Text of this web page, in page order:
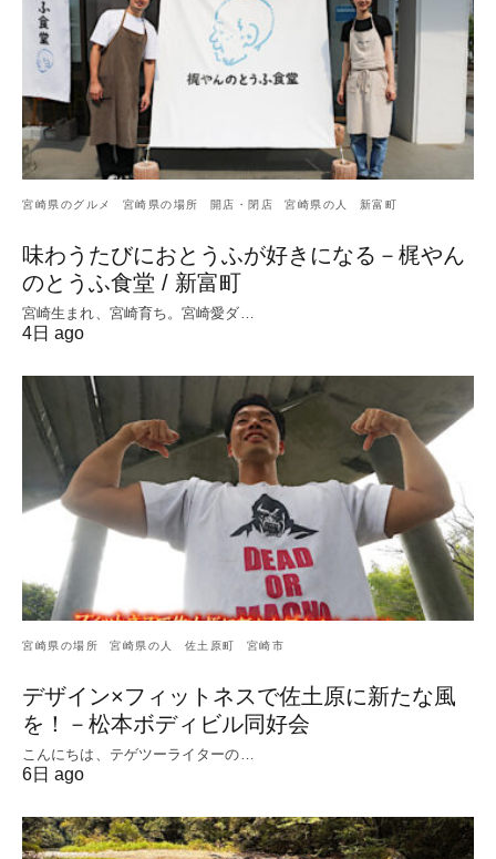
宮崎県のグルメ 宮崎県の場所 開店・閉店 宮崎県の人 新富町
味わうたびにおとうふが好きになる－梶やん
のとうふ食堂 / 新富町
宮崎生まれ、宮崎育ち。宮崎愛ダ…
4日 ago
宮崎県の場所 宮崎県の人 佐土原町 宮崎市
デザイン×フィットネスで佐土原に新たな風
を！－松本ボディビル同好会
こんにちは、テゲツーライターの…
6日 ago